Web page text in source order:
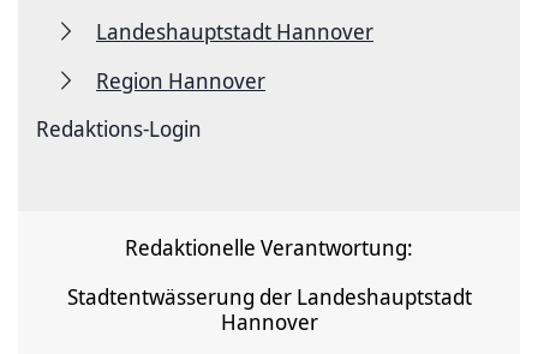
Landeshauptstadt Hannover
Region Hannover
Redaktions-Login
Redaktionelle Verantwortung:
Stadtentwässerung der Landeshauptstadt
Hannover